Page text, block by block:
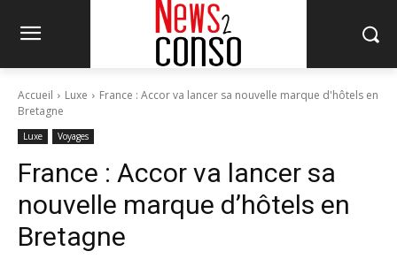
Accueil Luxe
France : Accor va lancer sa nouvelle marque d'hôtels en
Bretagne
Luxe Voyages
France : Accor va lancer sa
nouvelle marque d’hôtels en
Bretagne